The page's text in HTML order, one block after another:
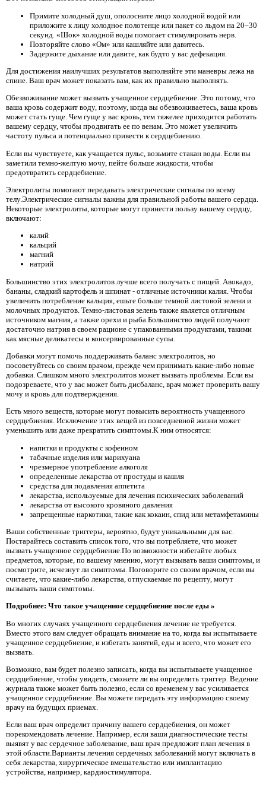
Примите холодный душ, ополосните лицо холодной водой или
приложите к лицу холодное полотенце или пакет со льдом на 20–30
секунд. «Шок» холодной воды помогает стимулировать нерв.
Повторяйте слово «Ом» или кашляйте или давитесь.
Задержите дыхание или давите, как будто у вас дефекация.
Для достижения наилучших результатов выполняйте эти маневры лежа на
спине. Ваш врач может показать вам, как их правильно выполнять.
Обезвоживание может вызвать учащенное сердцебиение. Это потому, что
ваша кровь содержит воду, поэтому, когда вы обезвоживаетесь, ваша кровь
может стать гуще. Чем гуще у вас кровь, тем тяжелее приходится работать
вашему сердцу, чтобы продвигать ее по венам. Это может увеличить
частоту пульса и потенциально привести к сердцебиению.
Если вы чувствуете, как учащается пульс, возьмите стакан воды. Если вы
заметили темно-желтую мочу, пейте больше жидкости, чтобы
предотвратить сердцебиение.
Электролиты помогают передавать электрические сигналы по всему
телу.Электрические сигналы важны для правильной работы вашего сердца.
Некоторые электролиты, которые могут принести пользу вашему сердцу,
включают:
калий
кальций
магний
натрий
Большинство этих электролитов лучше всего получать с пищей. Авокадо,
бананы, сладкий картофель и шпинат - отличные источники калия. Чтобы
увеличить потребление кальция, ешьте больше темной листовой зелени и
молочных продуктов. Темно-листовая зелень также является отличным
источником магния, а также орехи и рыба.Большинство людей получают
достаточно натрия в своем рационе с упакованными продуктами, такими
как мясные деликатесы и консервированные супы.
Добавки могут помочь поддерживать баланс электролитов, но
посоветуйтесь со своим врачом, прежде чем принимать какие-либо новые
добавки. Слишком много электролитов может вызвать проблемы. Если вы
подозреваете, что у вас может быть дисбаланс, врач может проверить вашу
мочу и кровь для подтверждения.
Есть много веществ, которые могут повысить вероятность учащенного
сердцебиения. Исключение этих вещей из повседневной жизни может
уменьшить или даже прекратить симптомы.К ним относятся:
напитки и продукты с кофеином
табачные изделия или марихуана
чрезмерное употребление алкоголя
определенные лекарства от простуды и кашля
средства для подавления аппетита
лекарства, используемые для лечения психических заболеваний
лекарства от высокого кровяного давления
запрещенные наркотики, такие как кокаин, спид или метамфетамины
Ваши собственные триггеры, вероятно, будут уникальными для вас.
Постарайтесь составить список того, что вы потребляете, что может
вызвать учащенное сердцебиение.По возможности избегайте любых
предметов, которые, по вашему мнению, могут вызывать ваши симптомы, и
посмотрите, исчезнут ли симптомы. Поговорите со своим врачом, если вы
считаете, что какие-либо лекарства, отпускаемые по рецепту, могут
вызывать ваши симптомы.
Подробнее: Что такое учащенное сердцебиение после еды »
Во многих случаях учащенного сердцебиения лечение не требуется.
Вместо этого вам следует обращать внимание на то, когда вы испытываете
учащенное сердцебиение, и избегать занятий, еды и всего, что может его
вызвать.
Возможно, вам будет полезно записать, когда вы испытываете учащенное
сердцебиение, чтобы увидеть, сможете ли вы определить триггер. Ведение
журнала также может быть полезно, если со временем у вас усиливается
учащенное сердцебиение. Вы можете передать эту информацию своему
врачу на будущих приемах.
Если ваш врач определит причину вашего сердцебиения, он может
порекомендовать лечение. Например, если ваши диагностические тесты
выявят у вас сердечное заболевание, ваш врач предложит план лечения в
этой области.Варианты лечения сердечных заболеваний могут включать в
себя лекарства, хирургическое вмешательство или имплантацию
устройства, например, кардиостимулятора.